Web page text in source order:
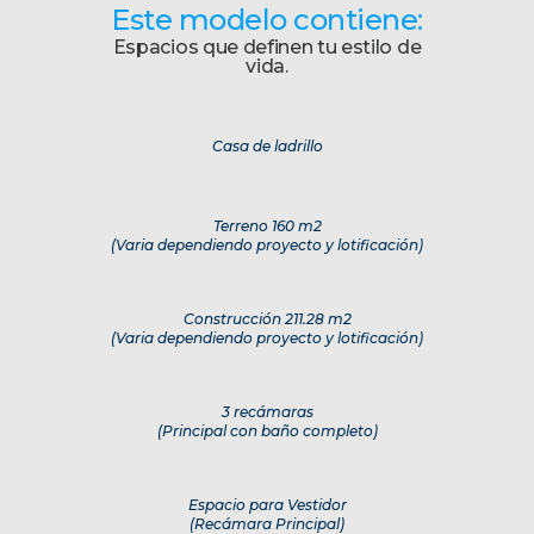
Este modelo contiene:
Espacios que definen tu estilo de
vida.
Casa de ladrillo
Terreno 160 m2
(Varia dependiendo proyecto y lotificación)
Construcción 211.28 m2
(Varia dependiendo proyecto y lotificación)
3 recámaras
(Principal con baño completo)
Espacio para Vestidor
(Recámara Principal)